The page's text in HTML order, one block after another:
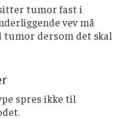
tumor fast i
vev må
tumor dersom det skal
spres ikke til